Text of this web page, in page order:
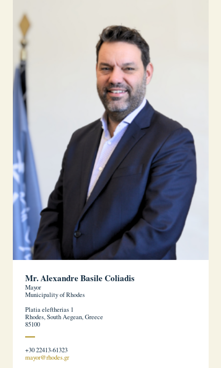
Mr. Alexandre Basile Coliadis
Mayor
Municipality of Rhodes
Platia eleftherias 1
Rhodes, South Aegean, Greece
85100
+30 22413-61323
mayor@rhodes.gr